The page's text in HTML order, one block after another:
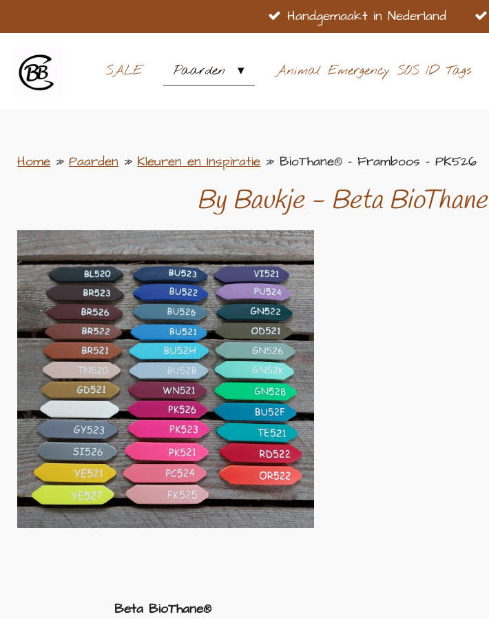
direct
naar
de
hoofdinhoud
Handgemaakt in Nederland
SALE Paarden Animal Emergency SOS ID Tags
Home » Paarden » Kleuren en Inspiratie » BioThane® - Framboos - PK526
By Baukje - Beta BioThane
Beta BioThane®